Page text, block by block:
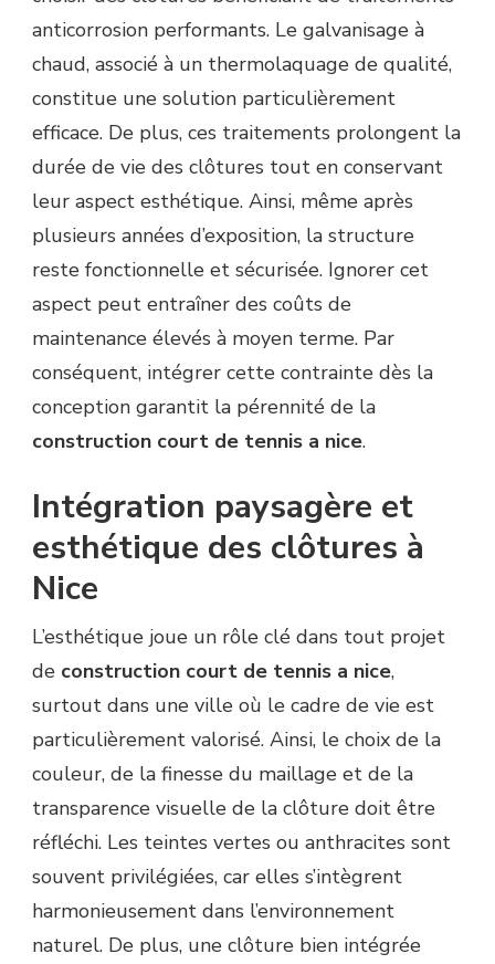
anticorrosion performants. Le galvanisage à
chaud, associé à un thermolaquage de qualité,
constitue une solution particulièrement
efficace. De plus, ces traitements prolongent la
durée de vie des clôtures tout en conservant
leur aspect esthétique. Ainsi, même après
plusieurs années d’exposition, la structure
reste fonctionnelle et sécurisée. Ignorer cet
aspect peut entraîner des coûts de
maintenance élevés à moyen terme. Par
conséquent, intégrer cette contrainte dès la
conception garantit la pérennité de la
construction court de tennis a nice.
Intégration paysagère et
esthétique des clôtures à
Nice
L’esthétique joue un rôle clé dans tout projet
de construction court de tennis a nice,
surtout dans une ville où le cadre de vie est
particulièrement valorisé. Ainsi, le choix de la
couleur, de la finesse du maillage et de la
transparence visuelle de la clôture doit être
réfléchi. Les teintes vertes ou anthracites sont
souvent privilégiées, car elles s’intègrent
harmonieusement dans l’environnement
naturel. De plus, une clôture bien intégrée